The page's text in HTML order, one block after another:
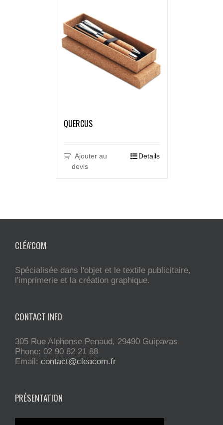
QUERCUS
Ajouter au
devis
Details
CLÉA’COM
Spécialisée dans l'objet et le textile publicitaire,
l'imprimerie et la création graphique.
CONTACT INFO
305 Rue Alphonse Penaud, 29490 Guipavas
Phone: 02 90 82 21 88
Email: contact@cleacom.fr
PRÉSENTATION